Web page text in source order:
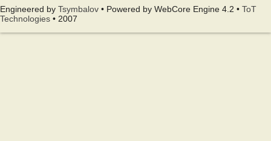
Engineered by Tsymbalov • Powered by WebCore Engine 4.2 • ToT
Technologies • 2007